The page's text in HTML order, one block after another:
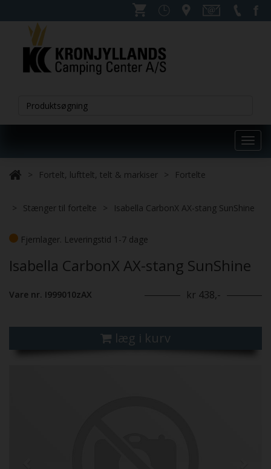
Fortelt, lufttelt, telt & markiser Fortelte
Stænger til fortelte Isabella CarbonX AX-stang SunShine
Fjernlager. Leveringstid 1-7 dage
Isabella CarbonX AX-stang SunShine
Vare nr. I999010zAX kr 438,-
læg i kurv